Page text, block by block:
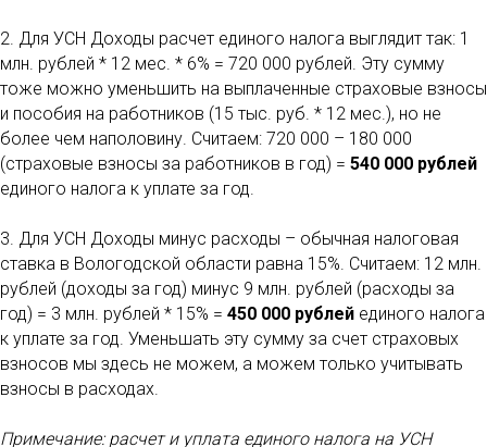
2. Для УСН Доходы расчет единого налога выглядит так: 1
млн. рублей * 12 мес. * 6% = 720 000 рублей. Эту сумму
тоже можно уменьшить на выплаченные страховые взносы
и пособия на работников (15 тыс. руб. * 12 мес.), но не
более чем наполовину. Считаем: 720 000 – 180 000
(страховые взносы за работников в год) = 540 000 рублей
единого налога к уплате за год.
3. Для УСН Доходы минус расходы – обычная налоговая
ставка в Вологодской области равна 15%. Считаем: 12 млн.
рублей (доходы за год) минус 9 млн. рублей (расходы за
год) = 3 млн. рублей * 15% = 450 000 рублей единого налога
к уплате за год. Уменьшать эту сумму за счет страховых
взносов мы здесь не можем, а можем только учитывать
взносы в расходах.
Примечание: расчет и уплата единого налога на УСН